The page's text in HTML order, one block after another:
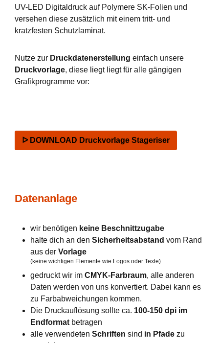
UV-LED Digitaldruck auf Polymere SK-Folien und
versehen diese zusätzlich mit einem tritt- und
kratzfesten Schutzlaminat.
Nutze zur Druckdatenerstellung einfach unsere
Druckvorlage, diese liegt liegt für alle gängigen
Grafikprogramme vor:
ᐅ DOWNLOAD Druckvorlage Stageriser
Datenanlage
wir benötigen keine Beschnittzugabe
halte dich an den Sicherheitsabstand vom Rand
aus der Vorlage
(keine wichtigen Elemente wie Logos oder Texte)
gedruckt wir im CMYK-Farbraum, alle anderen
Daten werden von uns konvertiert. Dabei kann es
zu Farbabweichungen kommen.
Die Druckauflösung sollte ca. 100-150 dpi im
Endformat betragen
alle verwendeten Schriften sind in Pfade zu